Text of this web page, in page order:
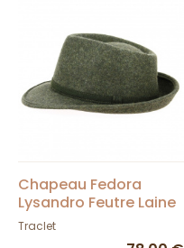
Chapeau Fedora
Lysandro Feutre Laine
Vert - Traclet
Traclet